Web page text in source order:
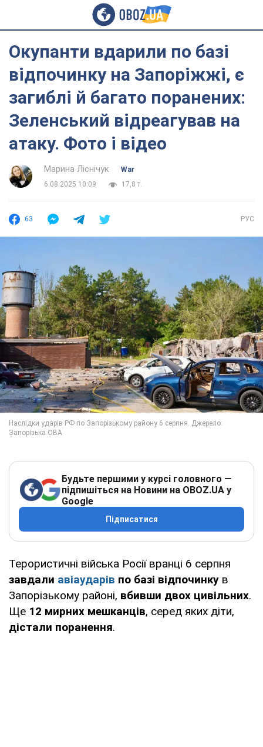
Окупанти вдарили по базі
відпочинку на Запоріжжі, є
загиблі й багато поранених:
Зеленський відреагував на
атаку. Фото і відео
Марина Ліснічук
War
6.08.2025 10:09
17,8 т.
63 РУС
Будьте першими у курсі головного —
підпишіться на Новини на OBOZ.UA у
Google
Підписатися
Терористичні війська Росії вранці 6 серпня
завдали авіаударів по базі відпочинку в
Запорізькому районі, вбивши двох цивільних.
Ще 12 мирних мешканців, серед яких діти,
дістали поранення.